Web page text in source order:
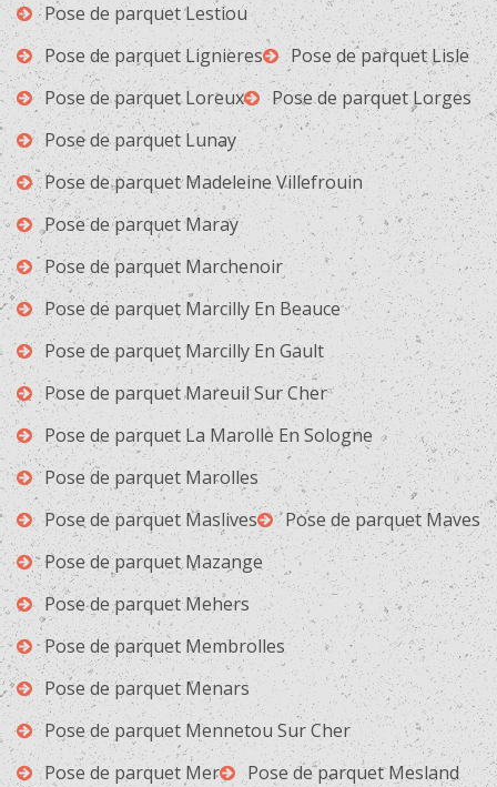
Pose de parquet Lestiou
Pose de parquet Lignieres
Pose de parquet Lisle
Pose de parquet Loreux
Pose de parquet Lorges
Pose de parquet Lunay
Pose de parquet Madeleine Villefrouin
Pose de parquet Maray
Pose de parquet Marchenoir
Pose de parquet Marcilly En Beauce
Pose de parquet Marcilly En Gault
Pose de parquet Mareuil Sur Cher
Pose de parquet La Marolle En Sologne
Pose de parquet Marolles
Pose de parquet Maslives
Pose de parquet Maves
Pose de parquet Mazange
Pose de parquet Mehers
Pose de parquet Membrolles
Pose de parquet Menars
Pose de parquet Mennetou Sur Cher
Pose de parquet Mer
Pose de parquet Mesland